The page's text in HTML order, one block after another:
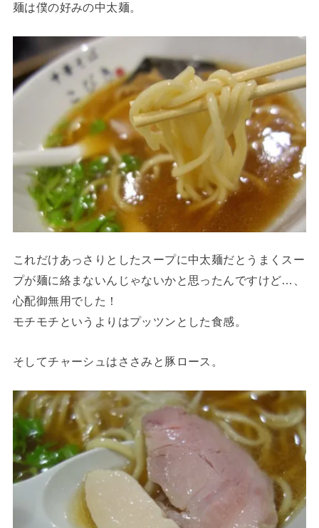
麺は僕の好みの中太麺。
これだけあっさりとしたスープに中太麺だとうまくスー
プが麺に絡まないんじゃないかと思ったんですけど…、
心配御無用でした！
モチモチというよりはプッツンとした食感。
そしてチャーシュはささみと豚ロース。